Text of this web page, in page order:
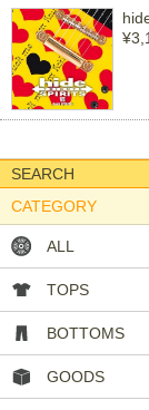
SEARCH
CATEGORY
ALL
TOPS
BOTTOMS
GOODS